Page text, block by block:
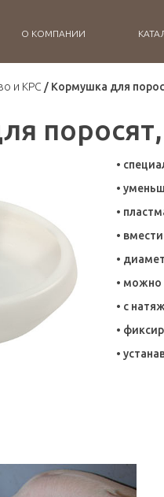
О КОМПАНИИ
и КРС Кормушка для
поросят,
•
•
•
•
•
• можно
• с
•
•